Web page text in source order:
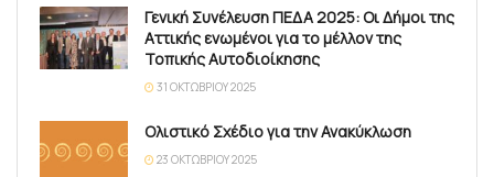
Γενική Συνέλευση ΠΕΔΑ 2025: Οι Δήμοι της
Αττικής ενωμένοι για το μέλλον της
Τοπικής Αυτοδιοίκησης
31 ΟΚΤΩΒΡΊΟΥ 2025
Ολιστικό Σχέδιο για την Ανακύκλωση
23 ΟΚΤΩΒΡΊΟΥ 2025